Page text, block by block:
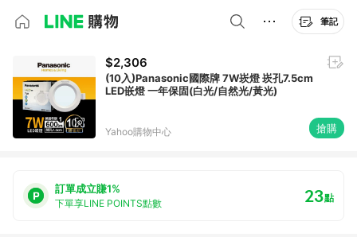
筆記
$2,306
(10入)Panasonic國際牌 7W崁燈 崁孔7.5cm
LED嵌燈 一年保固(白光/自然光/黃光)
Yahoo購物中心 搶購
訂單成立賺1%
下單享LINE POINTS點數 23點